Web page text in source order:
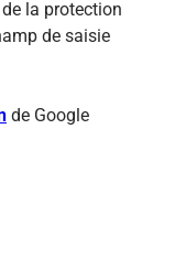
la protection
de saisie
de Google